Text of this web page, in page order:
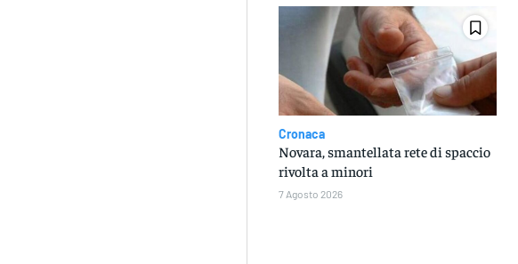
Cronaca
Novara, smantellata rete di spaccio
rivolta a minori
7 Agosto 2026